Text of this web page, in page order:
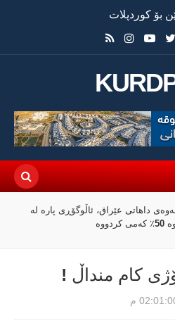
بۆ کوردپلات
داهاتی عێراق، ئاڵوگۆڕی پارە لە
كام منداڵ !